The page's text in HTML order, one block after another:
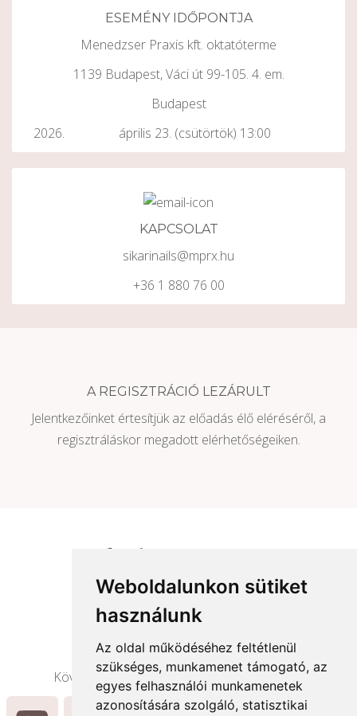
Weboldalunkon sütiket
használunk
Az oldal működéséhez feltétlenül
szükséges, munkamenet támogató, az
egyes felhasználói munkamenetek
azonosítására szolgáló, statisztikai
ESEMÉNY IDŐPONTJA
Menedzser Praxis kft. oktatóterme
1139 Budapest, Váci út 99-105. 4. em.
Budapest
április 23. (csütörtök) 13:00
KAPCSOLAT
sikarinails@mprx.hu
+36 1 880 76 00
A REGISZTRÁCIÓ LEZÁRULT
Jelentkezőinket értesítjük az előadás élő eléréséről, a
regisztráláskor megadott elérhetőségeiken.
Kövesd Edinát további izgalmas tartalmakért!